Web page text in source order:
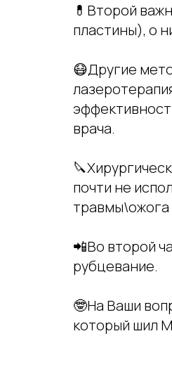
💊Второй
пластины), о
😷Другие
врача.
почти не
травмы\ожога
📲Во второй
рубцевание.
🤓На Ваши
который шил